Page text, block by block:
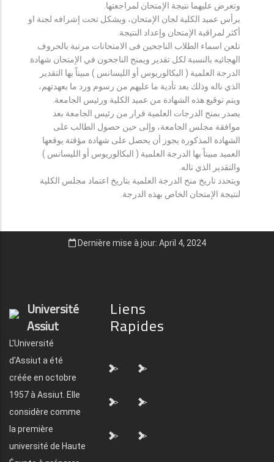
وتعرض عليهما نتيجة الإمتحان لمراجعتها.
يرأس عميد الكلية لجان الإمتحان، ويشكل تحت إشرافه لجنة او
أكثر لمراقبة الإمتحان وإعداد النتيجة.
تلعن اسماء الطلاب الناجحين فى الامتحانات مرتبة بالحروف
الهجائيه بالنسبة لكل تقدير ويمنح الناجحون في الإمتحان شهادة
الدرجة العلمية ( البكالوريوس أو الليسانس ) مبيناً بها التقدير
الذي ناله وذلك بعد تأدية ما عليهم من رسوم ورد ما بعهدتهم،
ويتم توقيع هذه الشهادة من عميد الكلية ورئيس الجامعة.
يصدر بمنح الدرجات العلمية قرار من رئيس الجامعة بعد
موافقة مجلس الجامعة، وإلى حين حصول الطالب على
الشهادة المذكورة يجوز أن يحصل على شهادة مؤقتة يوقعها
العميد مبيناً بها الدرجة العلمية ( البكالوريوس أو الليسانس )
والتقدير الذي ناله.
ويتحدد تاريخ منح الدرجة العلمية بتاريخ اعتماد مجلس الكلية
لنتيجة الإمتحان الخاص بهذه الدرجة.
Dernière mise à jour: April 4, 2024
Université
Assiut
L'Université
d'Assiut a été
créée en octobre
1957 à Assiut. Elle
considère comme
la première
université de Haute
Liens
Rapides
"> ">
"> ">
"> ">